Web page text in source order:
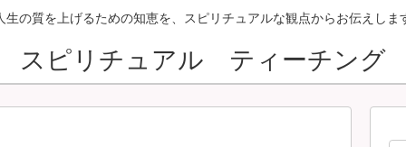
生の質を上げるための知恵を、スピリチュアルな観点からお伝えしま
スピリチュアル ティーチング